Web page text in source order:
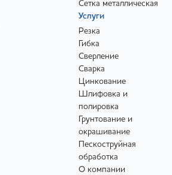
Сетка металлическая
Услуги
Резка
Гибка
Сверление
Сварка
Цинкование
Шлифовка и
полировка
Грунтование и
окрашивание
Пескоструйная
обработка
О компании